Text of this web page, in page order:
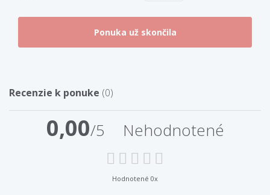
Recenzie k ponuke (0)
0,00/5 Nehodnotené
Hodnotené 0x